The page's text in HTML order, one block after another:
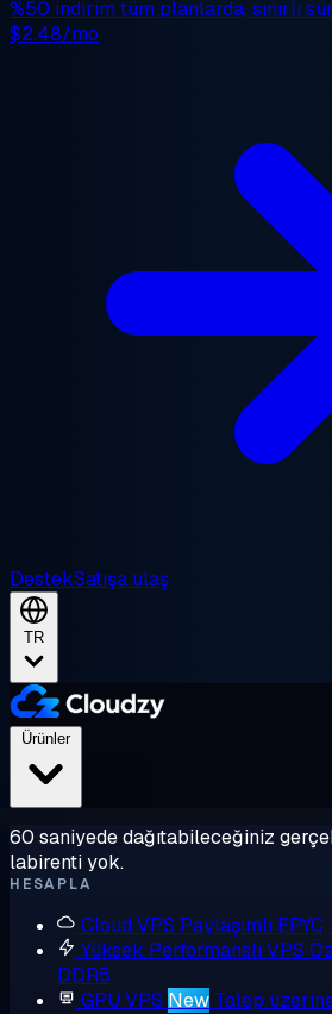
%50 indirim tüm planlarda, sınırlı
$2.48/mo
DestekSatışa ulaş
TR
Ürünler
60 saniyede dağıtabileceğiniz
labirenti yok.
HESAPLA
Cloud VPS Paylaşımlı
Yüksek Performanslı VPS
DDR5
GPU VPS New Talep